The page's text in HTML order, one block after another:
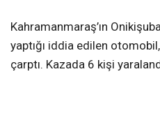
KÜNYE
KAHRAMANMARAŞ
Kahramanmaraş’ın
yaptığı iddia edilen
çarptı. Kazada 6 kişi